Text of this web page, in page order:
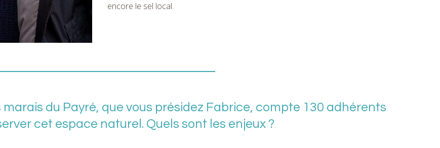
encore le sel local.
marais du Payré, que vous présidez Fabrice, compte 130 adhérents
cet espace naturel. Quels sont les enjeux ?